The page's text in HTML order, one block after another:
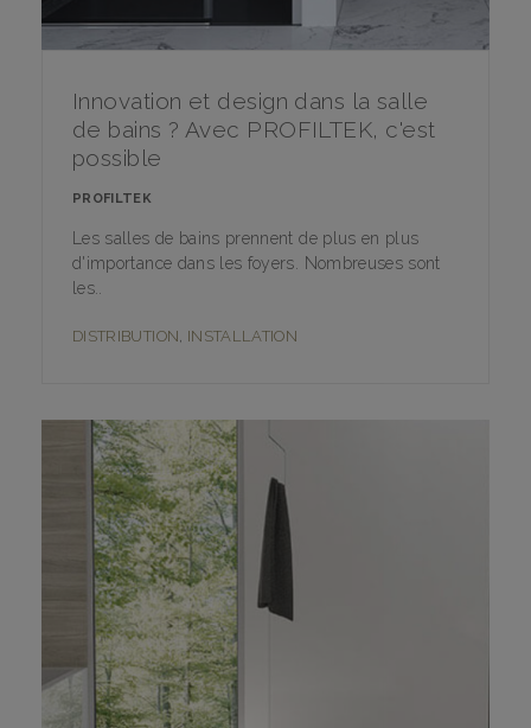
Innovation et design dans la salle
de bains ? Avec PROFILTEK, c'est
possible
PROFILTEK
Les salles de bains prennent de plus en plus
d'importance dans les foyers. Nombreuses sont
les..
DISTRIBUTION, INSTALLATION